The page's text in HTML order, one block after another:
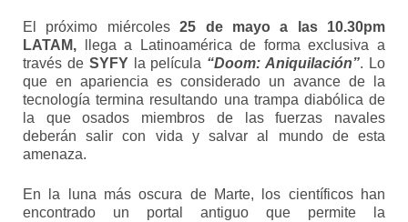
El próximo miércoles25 de mayo a las 10.30pm
LATAM, llega a Latinoamérica de forma exclusiva a
través de SYFY la película “Doom: Aniquilación”. Lo
que en apariencia es considerado un avance de la
tecnología termina resultando una trampa diabólica de
la que osados miembros de las fuerzas navales
deberán salir con vida y salvar al mundo de esta
amenaza.
En la luna más oscura de Marte, los científicos han
encontrado un portal antiguo que permite la